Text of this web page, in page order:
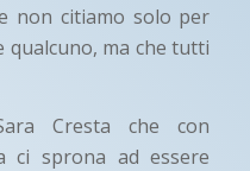
non citiamo solo per
ma che tutti
Cresta che con
ci sprona ad essere